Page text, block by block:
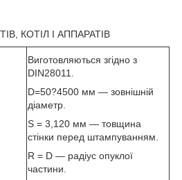
КОТІЛ І АППАРАТІВ
Виготовляються згідно з
DIN28011.
D=50?4500 мм — зовнішній
діаметр.
S = 3,120 мм — товщина
стінки перед штампуванням.
R = D — радіус опуклої
частини.